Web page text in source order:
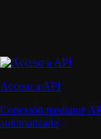
Acceso a API
Conexión mediante
automatizado